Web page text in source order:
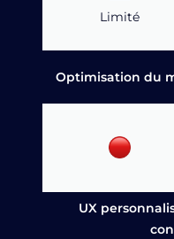
Limité
Optimisation du
UX